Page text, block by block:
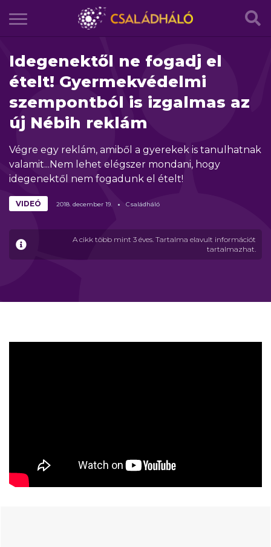
Idegenektől ne fogadj el
ételt! Gyermekvédelmi
szempontból is izgalmas az
új Nébih reklám
Végre egy reklám, amiből a gyerekek is tanulhatnak
valamit...Nem lehet elégszer mondani, hogy
idegenektől nem fogadunk el ételt!
A cikk több mint 3 éves. Tartalma elavult információt
tartalmazhat.
VIDEÓ 2018. december 19. Családháló